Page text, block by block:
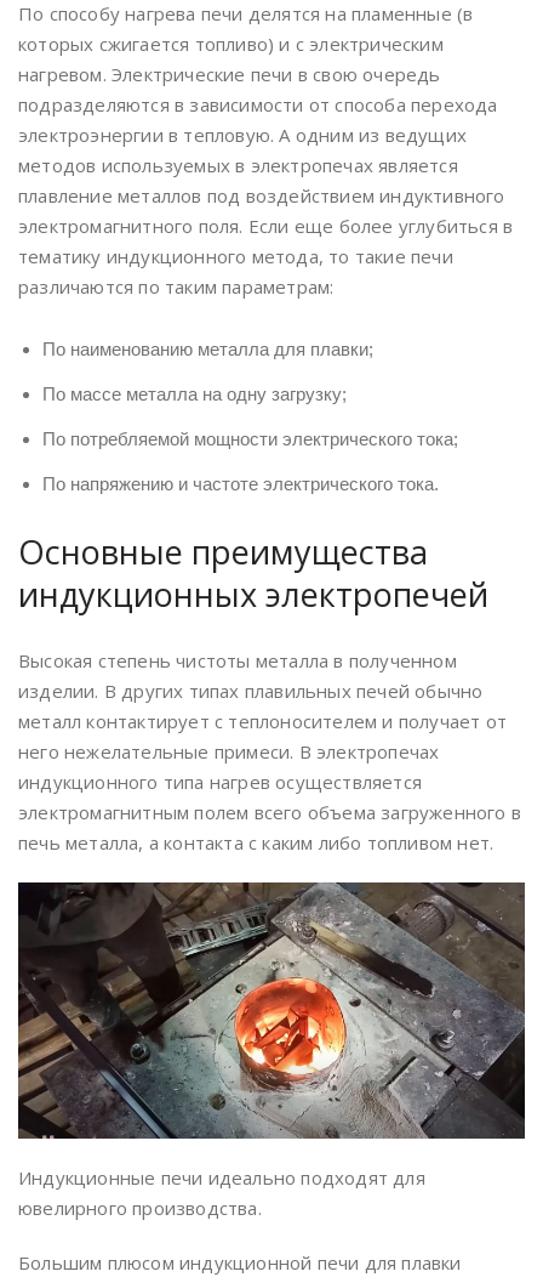
По способу нагрева печи делятся на пламенные (в
которых сжигается топливо) и с электрическим
нагревом. Электрические печи в свою очередь
подразделяются в зависимости от способа перехода
электроэнергии в тепловую. А одним из ведущих
методов используемых в электропечах является
плавление металлов под воздействием индуктивного
электромагнитного поля. Если еще более углубиться в
тематику индукционного метода, то такие печи
различаются по таким параметрам:
По наименованию металла для плавки;
По массе металла на одну загрузку;
По потребляемой мощности электрического тока;
По напряжению и частоте электрического тока.
Основные преимущества
индукционных электропечей
Высокая степень чистоты металла в полученном
изделии. В других типах плавильных печей обычно
металл контактирует с теплоносителем и получает от
него нежелательные примеси. В электропечах
индукционного типа нагрев осуществляется
электромагнитным полем всего объема загруженного в
печь металла, а контакта с каким либо топливом нет.
Индукционные печи идеально подходят для
ювелирного производства.
Большим плюсом индукционной печи для плавки